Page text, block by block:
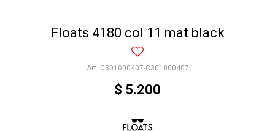
Floats 4180 col 11 mat black
C301000407-C301000407
$ 5.200